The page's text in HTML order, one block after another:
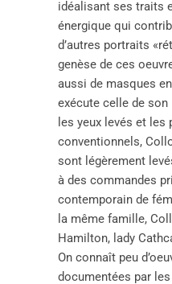
idéalisant ses traits
énergique qui
d’autres portraits
genèse de ces
aussi de masques
exécute celle de
les yeux levés et
conventionnels,
sont légèrement
à des commandes
contemporain de
la même famille,
Hamilton, lady
On connaît peu
documentées par